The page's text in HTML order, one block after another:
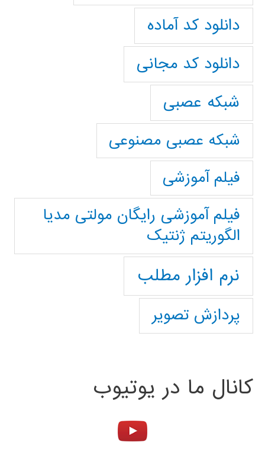
دانلود کد آماده
دانلود کد مجانی
شبکه عصبی
شبکه عصبی مصنوعی
فیلم آموزشی
فیلم آموزشی رایگان مولتی مدیا
الگوریتم ژنتیک
نرم افزار مطلب
پردازش تصویر
کانال ما در یوتیوب